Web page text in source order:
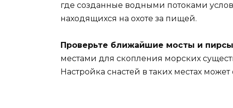
где созданные водными потоками
находящихся на охоте за пищей.
Проверьте ближайшие мосты и пирсы
местами для скопления морских
Настройка снастей в таких местах